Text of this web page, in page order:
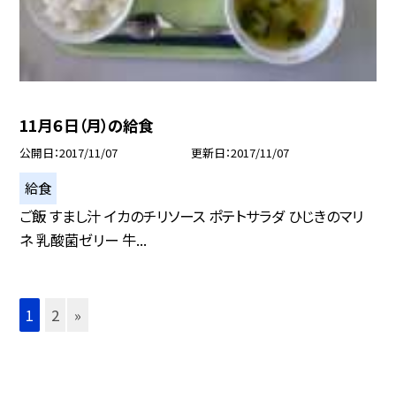
11月６日（月）の給食
公開日 2017/11/07 更新日 2017/11/07
給食
ご飯 すまし汁 イカのチリソース ポテトサラダ ひじきのマリ
ネ 乳酸菌ゼリー 牛...
1 2 »